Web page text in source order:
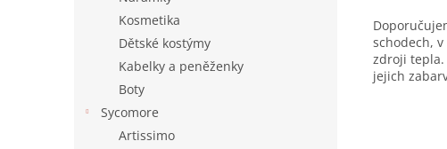
Kosmetika
Dětské kostýmy
Kabelky a peněženky
Boty
Sycomore
Artissimo
schodech,
zdroji tepla.
jejich